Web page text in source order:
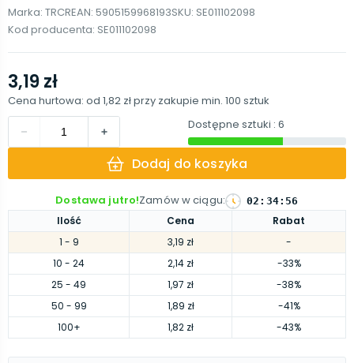
Marka: TRCREAN: 5905159968193SKU: SE011102098
Kod producenta: SE011102098
Ilość Cena
Rabat
1 - 9 3,19 zł
-
10 - 24 2,14 zł
-33%
25 - 49 1,97 zł
-38%
50 - 99 1,89 zł
-41%
100+ 1,82 zł -43%
3,19 zł
Cena hurtowa: od 1,82 złprzy zakupie min. 100 sztuk
Dostępne sztuki : 6
Dodaj do koszyka
Dostawa jutro!Zamów w ciągu: 02 : 34: 55